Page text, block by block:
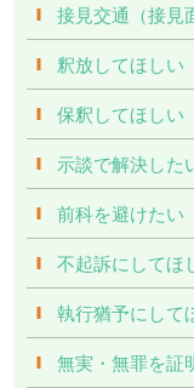
接見交通（接見
釈放してほしい
保釈してほしい
示談で解決した
前科を避けたい
不起訴にしてほ
執行猶予にして
無実・無罪を証